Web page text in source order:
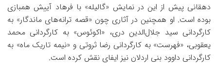
دهقانی پیش از این در نمایش «گالیله» با فرهاد آییش همبازی
بوده است. او همچنین در آثاری چون «قصه ترانه‌های ماندگار» به
کارگردانی سید جلال‌الدین دری، «اکوئوس» به کارگردانی محمد
یعقوبی، «فهرست» به کارگردانی رضا ثروتی و «نیمه تاریک ماه» به
کارگردانی داوود بنی اردلان نیز ایفای نقش کرده است.